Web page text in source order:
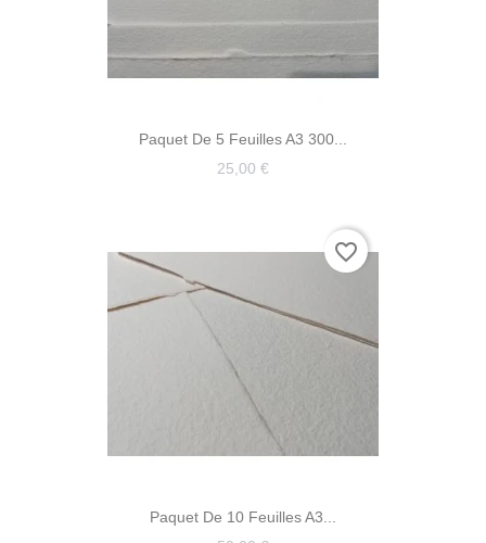
Paquet De 5 Feuilles A3 300...
25,00 €
Paquet De 10 Feuilles A3...
favorite_border